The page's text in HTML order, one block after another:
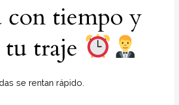
con tiempo y
tu traje
se rentan rápido.